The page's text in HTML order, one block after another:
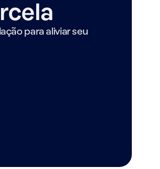
para aliviar seu